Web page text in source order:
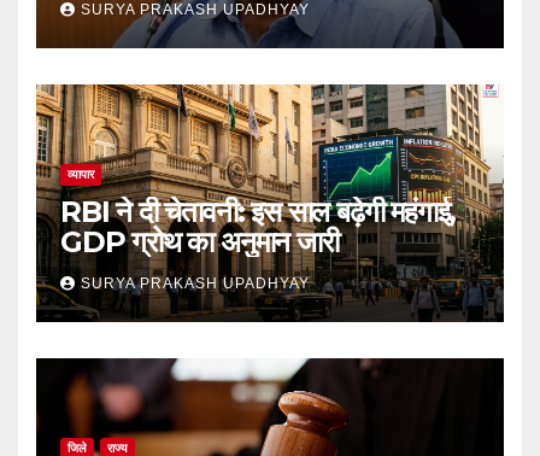
SURYA PRAKASH UPADHYAY
व्यापार
RBI ने दी चेतावनी: इस साल बढ़ेगी महंगाई,
GDP ग्रोथ का अनुमान जारी
SURYA PRAKASH UPADHYAY
जिले राज्य